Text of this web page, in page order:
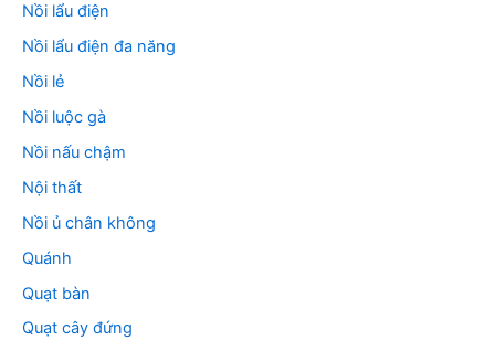
Nồi lẩu điện
Nồi lẩu điện đa năng
Nồi lẻ
Nồi luộc gà
Nồi nấu chậm
Nội thất
Nồi ủ chân không
Quánh
Quạt bàn
Quạt cây đứng